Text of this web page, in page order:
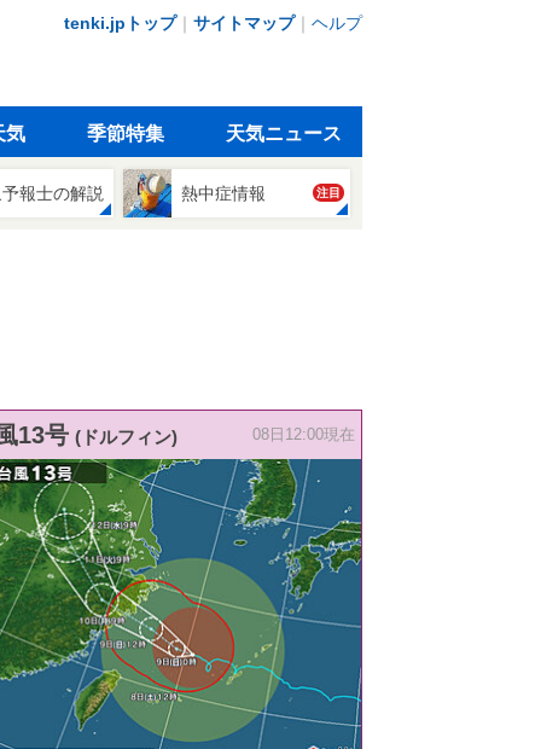
tenki.jpトップ｜ サイトマップ｜ ヘルプ
気 季節特集 天気ニュース
報士の解説 熱中症情報 注目
13号 (ドルフィン) 08日12:00現在